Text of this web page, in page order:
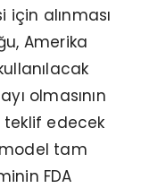
için alınması
Amerika
olmasının
teklif edecek
model tam
FDA